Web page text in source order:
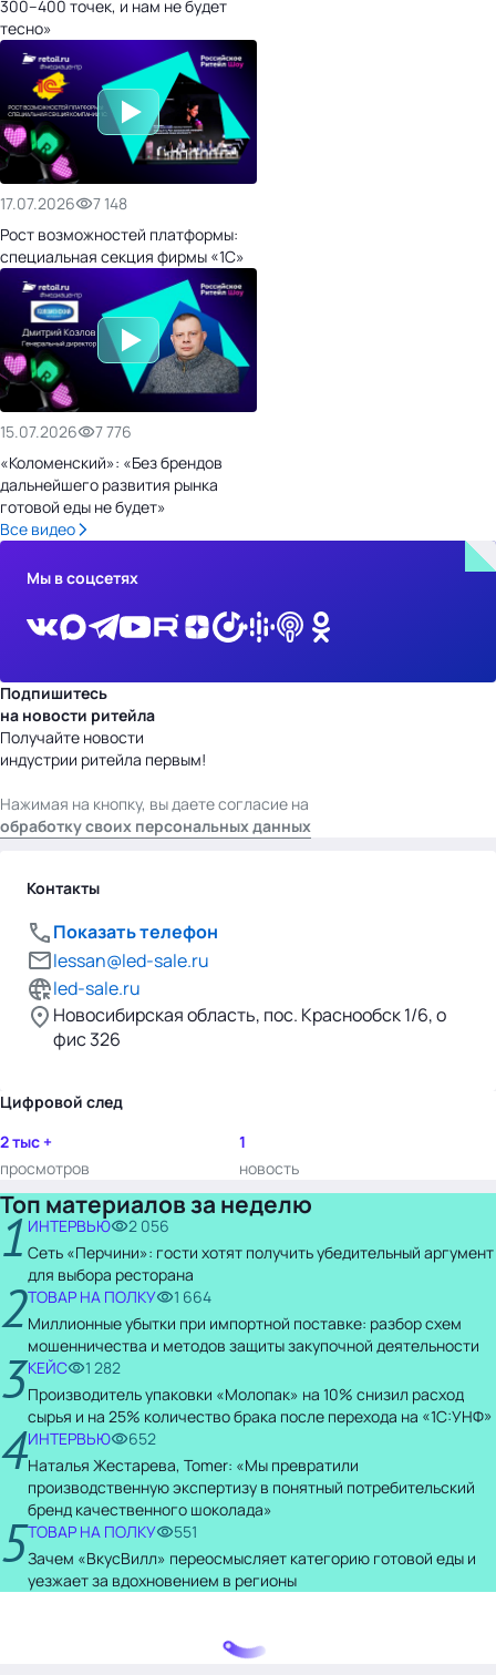
300–400 точек, и нам не будет
тесно»
17.07.2026
7 148
Рост возможностей платформы:
специальная секция фирмы «1С»
15.07.2026
7 776
«Коломенский»: «Без брендов
дальнейшего развития рынка
готовой еды не будет»
Все видео
Мы в соцсетях
Подпишитесь
на новости ритейла
Получайте новости
индустрии ритейла первым!
Нажимая на кнопку, вы даете согласие на
обработку своих персональных данных
Контакты
Показать телефон
lessan@led-sale.ru
led-sale.ru
Новосибирская область, пос. Краснообск 1/6, о
фис 326
Цифровой след
2 тыс +
просмотров
1
новость
Топ материалов за неделю
1 ИНТЕРВЬЮ
2 056
Сеть «Перчини»: гости хотят получить убедительный аргумент
для выбора ресторана
2ТОВАР НА ПОЛКУ
1 664
Миллионные убытки при импортной поставке: разбор схем
мошенничества и методов защиты закупочной деятельности
3КЕЙС
1 282
Производитель упаковки «Молопак» на 10% снизил расход
сырья и на 25% количество брака после перехода на «1С:УНФ»
4ИНТЕРВЬЮ
652
Наталья Жестарева, Tomer: «Мы превратили
производственную экспертизу в понятный потребительский
бренд качественного шоколада»
5ТОВАР НА ПОЛКУ
551
Зачем «ВкусВилл» переосмысляет категорию готовой еды и
уезжает за вдохновением в регионы